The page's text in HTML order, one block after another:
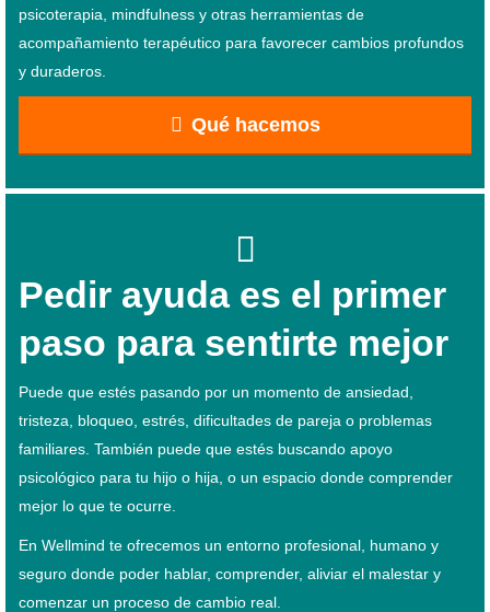
psicoterapia, mindfulness y otras herramientas de
acompañamiento terapéutico para favorecer cambios profundos
y duraderos.
Qué hacemos
Pedir ayuda es el primer
paso para sentirte mejor
Puede que estés pasando por un momento de ansiedad,
tristeza, bloqueo, estrés, dificultades de pareja o problemas
familiares. También puede que estés buscando apoyo
psicológico para tu hijo o hija, o un espacio donde comprender
mejor lo que te ocurre.
En Wellmind te ofrecemos un entorno profesional, humano y
seguro donde poder hablar, comprender, aliviar el malestar y
comenzar un proceso de cambio real.